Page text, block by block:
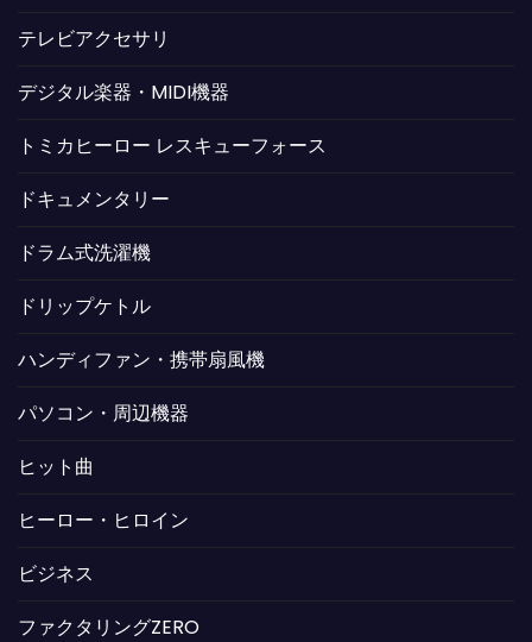
テレビアクセサリ
デジタル楽器・MIDI機器
トミカヒーロー レスキューフォース
ドキュメンタリー
ドラム式洗濯機
ドリップケトル
ハンディファン・携帯扇風機
パソコン・周辺機器
ヒット曲
ヒーロー・ヒロイン
ビジネス
ファクタリングZERO